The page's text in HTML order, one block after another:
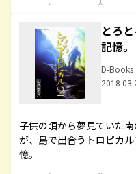
とろ
記憶
D-Books
子供の頃から夢見ていた
が、島で出合うトロピカ
憶。